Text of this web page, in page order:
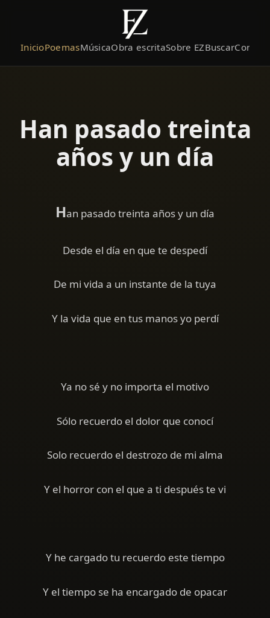
InicioPoemasMúsicaObra escritaSobre EZBuscar
Han pasado treinta
años y un día
Han pasado treinta años y un día
Desde el día en que te despedí
De mi vida a un instante de la tuya
Y la vida que en tus manos yo perdí
Ya no sé y no importa el motivo
Sólo recuerdo el dolor que conocí
Solo recuerdo el destrozo de mi alma
Y el horror con el que a ti después te vi
Y he cargado tu recuerdo este tiempo
Y el tiempo se ha encargado de opacar